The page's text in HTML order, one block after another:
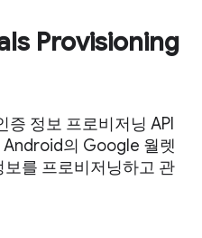
Provisioning
정보 프로비저닝 API
Android의 Google 월렛
를 프로비저닝하고 관